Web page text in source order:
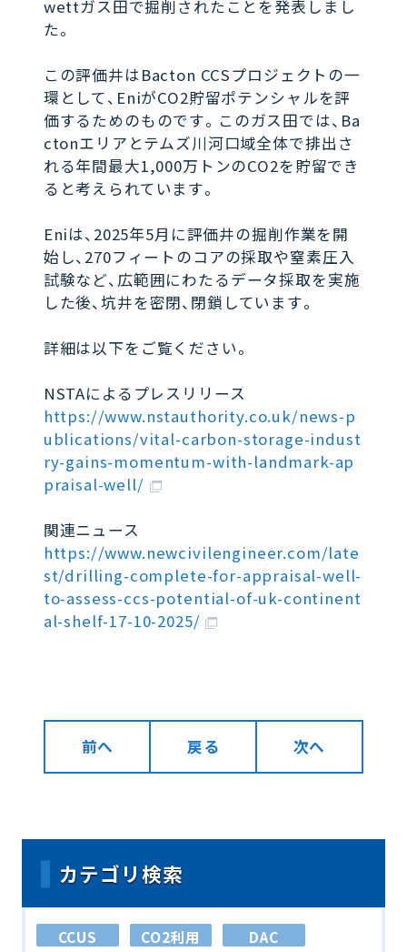
wettガス田で掘削されたことを発表しまし
た。
この評価井はBacton CCSプロジェクトの一
環として、EniがCO2貯留ポテンシャルを評
価するためのものです。このガス田では、Ba
ctonエリアとテムズ川河口域全体で排出さ
れる年間最大1,000万トンのCO2を貯留でき
ると考えられています。
Eniは、2025年5月に評価井の掘削作業を開
始し、270フィートのコアの採取や窒素圧入
試験など、広範囲にわたるデータ採取を実施
した後、坑井を密閉、閉鎖しています。
詳細は以下をご覧ください。
NSTAによるプレスリリース
https://www.nstauthority.co.uk/news-p
ublications/vital-carbon-storage-indust
ry-gains-momentum-with-landmark-ap
praisal-well/
関連ニュース
https://www.newcivilengineer.com/late
st/drilling-complete-for-appraisal-well-
to-assess-ccs-potential-of-uk-continent
al-shelf-17-10-2025/
前へ 戻る 次へ
カテゴリ検索
CCUS CO2利用
DAC